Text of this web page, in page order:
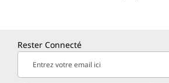
Rester Connecté
Entrez votre email ici